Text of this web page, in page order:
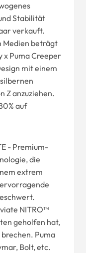
Stabilität
verkauft.
Medien beträgt
x Puma Creeper
mit einem
Z anzuziehen.
auf
- Premium-
die
extrem
NITRO™
geholfen hat,
Puma
Bolt, etc.